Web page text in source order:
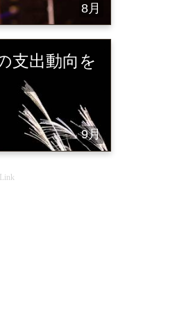
8月
支出動向を
9月